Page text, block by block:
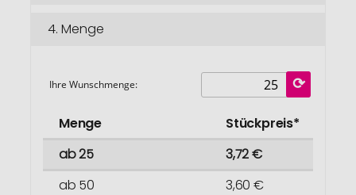
4. Menge
Ihre Wunschmenge:
Menge
Stückpreis*
ab 25
3,72 €
ab 50
3,60 €